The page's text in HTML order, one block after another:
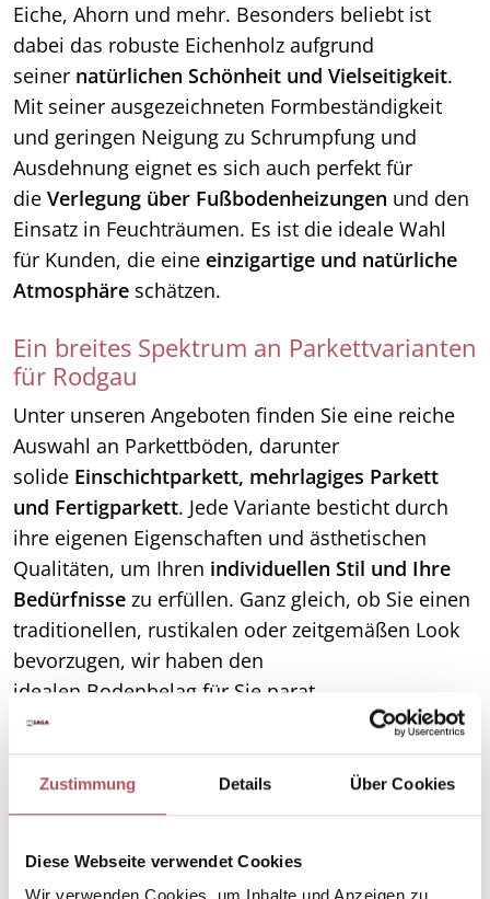
Zustimmung Details Über Cookies
Diese Webseite verwendet Cookies
Eiche, Ahorn und mehr. Besonders beliebt ist
dabei das robuste Eichenholz aufgrund
seiner natürlichen Schönheit und Vielseitigkeit.
Mit seiner ausgezeichneten Formbeständigkeit
und geringen Neigung zu Schrumpfung und
Ausdehnung eignet es sich auch perfekt für
die Verlegung über Fußbodenheizungen und den
Einsatz in Feuchträumen. Es ist die ideale Wahl
für Kunden, die eine einzigartige und natürliche
Atmosphäre schätzen.
Ein breites Spektrum an Parkettvarianten
für Rodgau
Unter unseren Angeboten finden Sie eine reiche
Auswahl an Parkettböden, darunter
solide Einschichtparkett, mehrlagiges Parkett
und Fertigparkett. Jede Variante besticht durch
ihre eigenen Eigenschaften und ästhetischen
Qualitäten, um Ihren individuellen Stil und Ihre
Bedürfnisse zu erfüllen. Ganz gleich, ob Sie einen
traditionellen, rustikalen oder zeitgemäßen Look
bevorzugen, wir haben den
idealen Bodenbelag für Sie parat.
Parkett für Rodgau: Eleganz mit
Wartung